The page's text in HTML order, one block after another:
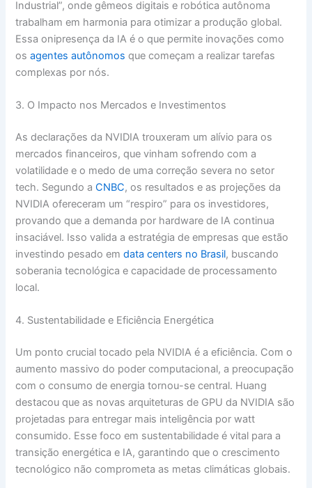
Industrial”, onde gêmeos digitais e robótica autônoma
trabalham em harmonia para otimizar a produção global.
Essa onipresença da IA é o que permite inovações como
osagentes autônomos que começam a realizar tarefas
complexas por nós.
3. O Impacto nos Mercados e Investimentos
As declarações da NVIDIA trouxeram um alívio para os
mercados financeiros, que vinham sofrendo com a
volatilidade e o medo de uma correção severa no setor
tech. Segundo aCNBC, os resultados e as projeções da
NVIDIA ofereceram um “respiro” para os investidores,
provando que a demanda por hardware de IA continua
insaciável. Isso valida a estratégia de empresas que estão
investindo pesado emdata centers no Brasil, buscando
soberania tecnológica e capacidade de processamento
local.
4. Sustentabilidade e Eficiência Energética
Um ponto crucial tocado pela NVIDIA é a eficiência. Com o
aumento massivo do poder computacional, a preocupação
com o consumo de energia tornou-se central. Huang
destacou que as novas arquiteturas de GPU da NVIDIA são
projetadas para entregar mais inteligência por watt
consumido. Esse foco em sustentabilidade é vital para a
transição energética e IA, garantindo que o crescimento
tecnológico não comprometa as metas climáticas globais.